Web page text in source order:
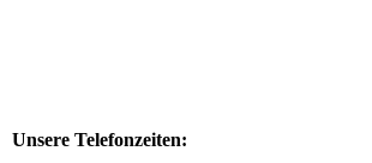
Unsere Telefonzeiten: